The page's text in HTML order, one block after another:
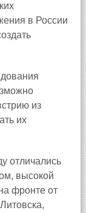
в России
из
их
отличались
высокой
фронте от